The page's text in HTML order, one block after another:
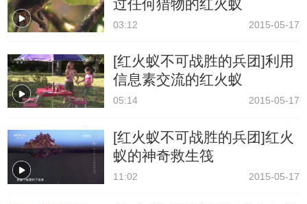
过任何猎物的红火蚁
03:12 2015-05-17
[红火蚁不可战胜的兵团]利用
信息素交流的红火蚁
05:14 2015-05-17
[红火蚁不可战胜的兵团]红火
蚁的神奇救生筏
11:02 2015-05-17